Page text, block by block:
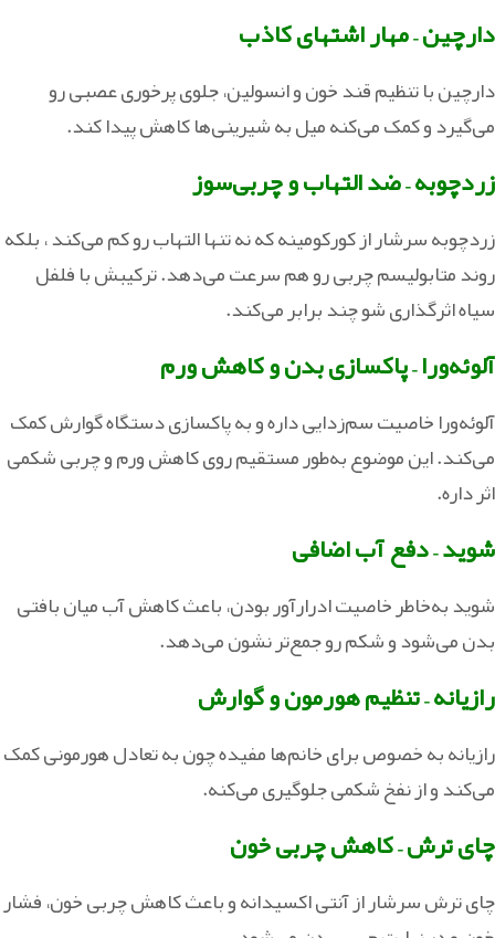
دارچین – مهار اشتهای کاذب
دارچین با تنظیم قند خون و انسولین، جلوی پرخوری عصبی رو
می‌گیرد و کمک می‌کنه میل به شیرینی‌ها کاهش پیدا کند.
زردچوبه – ضد التهاب و چربی‌سوز
زردچوبه سرشار از کورکومینه که نه تنها التهاب رو کم می‌کند ، بلکه
روند متابولیسم چربی رو هم سرعت می‌دهد. ترکیبش با فلفل
سیاه اثرگذاری‌ شو چند برابر می‌کند.
آلوئه‌ورا – پاکسازی بدن و کاهش ورم
آلوئه‌ورا خاصیت سم‌زدایی داره و به پاکسازی دستگاه گوارش کمک
می‌کند. این موضوع به‌طور مستقیم روی کاهش ورم و چربی شکمی
اثر داره.
شوید – دفع آب اضافی
شوید به‌خاطر خاصیت ادرارآور بودن، باعث کاهش آب میان‌ بافتی
بدن می‌شود و شکم رو جمع‌تر نشون می‌دهد.
رازیانه – تنظیم هورمون و گوارش
رازیانه به‌ خصوص برای خانم‌ها مفیده چون به تعادل هورمونی کمک
می‌کند و از نفخ شکمی جلوگیری می‌کنه.
چای ترش – کاهش چربی خون
چای ترش سرشار از آنتی‌ اکسیدانه و باعث کاهش چربی خون، فشار